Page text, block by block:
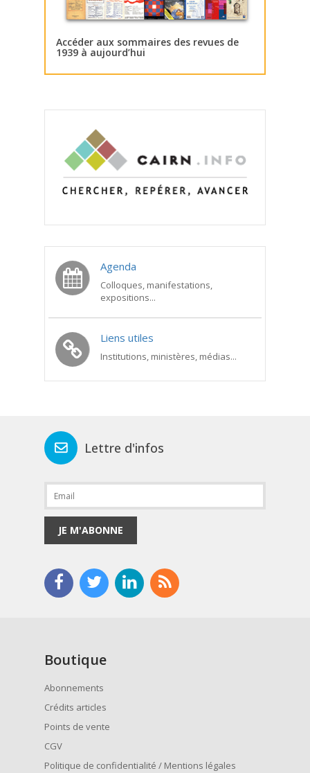
Accéder aux sommaires des revues de
1939 à aujourd’hui
Agenda
Colloques, manifestations,
expositions...
Liens utiles
Institutions, ministères, médias...
Lettre d'infos
JE M'ABONNE
Boutique
Abonnements
Crédits articles
Points de vente
CGV
Politique de confidentialité / Mentions légales